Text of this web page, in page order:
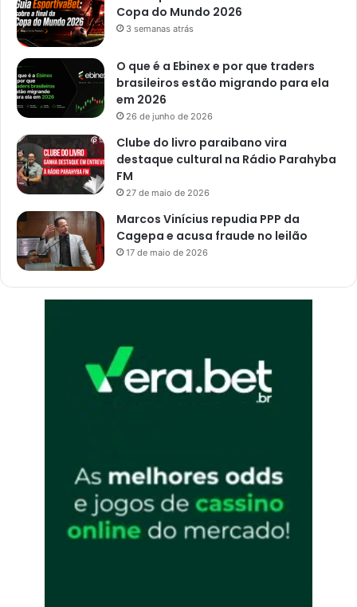
Copa do Mundo 2026
3 semanas atrás
O que é a Ebinex e por que traders
brasileiros estão migrando para ela
em 2026
26 de junho de 2026
Clube do livro paraibano vira
destaque cultural na Rádio Parahyba
FM
27 de maio de 2026
Marcos Vinícius repudia PPP da
Cagepa e acusa fraude no leilão
17 de maio de 2026